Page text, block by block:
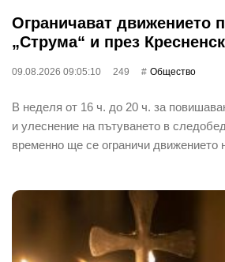
Ограничават движението
„Струма“ и през
09.08.2026 09:05:10 249 Общество
В неделя от 16 ч. до 20 ч. за
и улеснение на пътуването в
временно ще се ограничи движението